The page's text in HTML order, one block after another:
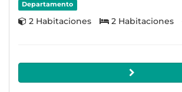
Departamento
2 Habitaciones 2 Habitaciones